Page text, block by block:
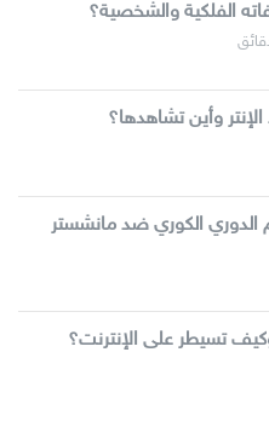
الفلكية والشخصية؟
وأين تشاهدها؟
الدوري الكوري ضد مانشستر
تسيطر على الإنترنت؟